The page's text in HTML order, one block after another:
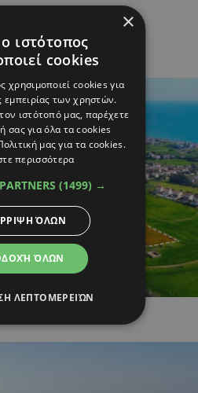
Περιοχές
×
ιστότοπος
cookies
χρησιμοποιεί cookies για
εμπειρίας των χρηστών.
ιστότοπό μας, παρέχετε
σας για όλα τα cookies
μας για τα cookies.
περισσότερα
(1499) →
ΌΛΩΝ
ΌΛΩΝ
ΛΕΠΤΟΜΕΡΕΙΏΝ